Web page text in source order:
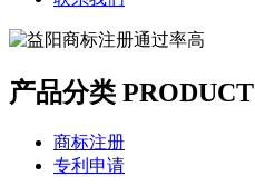
产品分类 PRODUCT
商标注册
专利申请